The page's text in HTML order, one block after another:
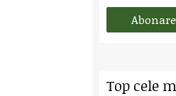
Top cele